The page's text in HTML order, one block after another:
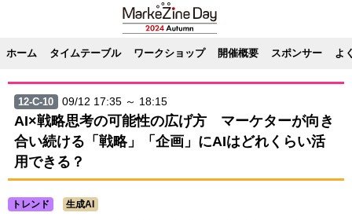
ホーム タイムテーブル ワークショップ 開催概要 スポンサー よ
12-C-10 09/12 17:35 ～ 18:15
AI×戦略思考の可能性の広げ方 マーケターが向き
合い続ける「戦略」「企画」にAIはどれくらい活
用できる？
トレンド 生成AI